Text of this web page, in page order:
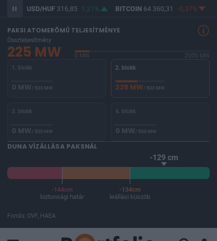
USD/HUF316,85 1,21% BITCOIN64 360,31 -0,37%
PAKSI ATOMERŐMŰ TELJESÍTMÉNYE
Összteljesítmény
225 MW 0 MW
2000 MW
1. blokk
0 MW/ 500 MW
2. blokk
225 MW/ 500 MW
3. blokk
0 MW/ 500 MW
4. blokk
0 MW/ 500 MW
DUNA VÍZÁLLÁSA PAKSNÁL
-129 cm
-144cm
biztonsági határ
-134cm
leállási küszöb
Forrás: OVF, HAEA